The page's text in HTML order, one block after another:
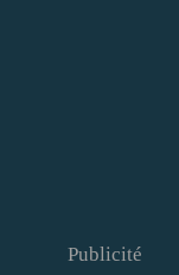
Publicité